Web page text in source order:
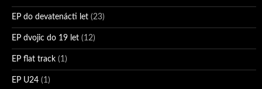
EP do devatenácti let (23)
EP dvojic do 19 let (12)
EP flat track (1)
EP U24 (1)